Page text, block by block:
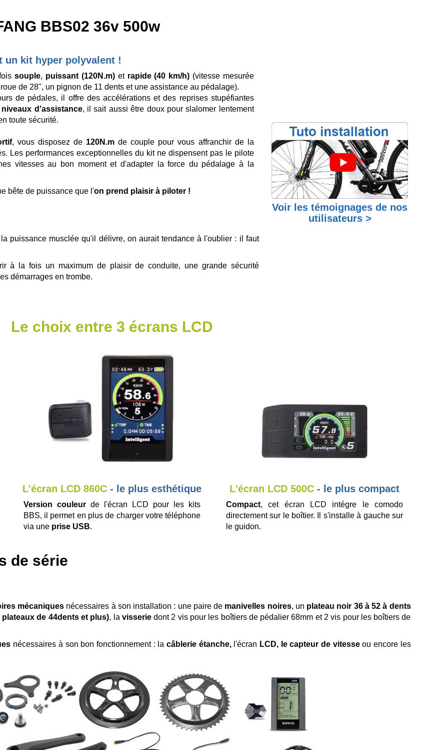
BBS02 36v 500w
un kit hyper polyvalent !
souple, puissant (120N.m) et rapide (40 km/h) (vitesse mesurée
de 28", un pignon de 11 dents et une assistance au pédalage).
de pédales, il offre des accélérations et des reprises stupéfiantes
niveaux d'assistance, il sait aussi être doux pour slalomer lentement
toute sécurité.
, vous disposez de 120N.m de couple pour vous affranchir de la
Les performances exceptionnelles du kit ne dispensent pas le pilote
vitesses au bon moment et d'adapter la force du pédalage à la
bête de puissance que l'on prend plaisir à piloter !
puissance musclée qu'il délivre, on aurait tendance à l'oublier : il faut
à la fois un maximum de plaisir de conduite, une grande sécurité
démarrages en trombe.
Voir les témoignages de nos
utilisateurs >
Le choix entre 3 écrans LCD
L'écran LCD 860C - le plus esthétique
Version couleurde l'écran LCD pour les kits
BBS, il permet en plus de charger votre téléphone
via une prise USB.
L'écran LCD 500C- le plus compact
Compact, cet écran LCD intégre le comodo
directement sur le boîtier. Il s'installe à gauche sur
le guidon.
de série
mécaniques nécessaires à son installation : une paire de manivelles noires, un plateau noir 36 à 52 à dents
de 44dents et plus), la visseriedont 2 vis pour les boîtiers de pédalier 68mm et 2 vis pour les boîtiers de
nécessaires à son bon fonctionnement : la câblerie étanche, l'écran LCD, le capteur de vitesseou encore les